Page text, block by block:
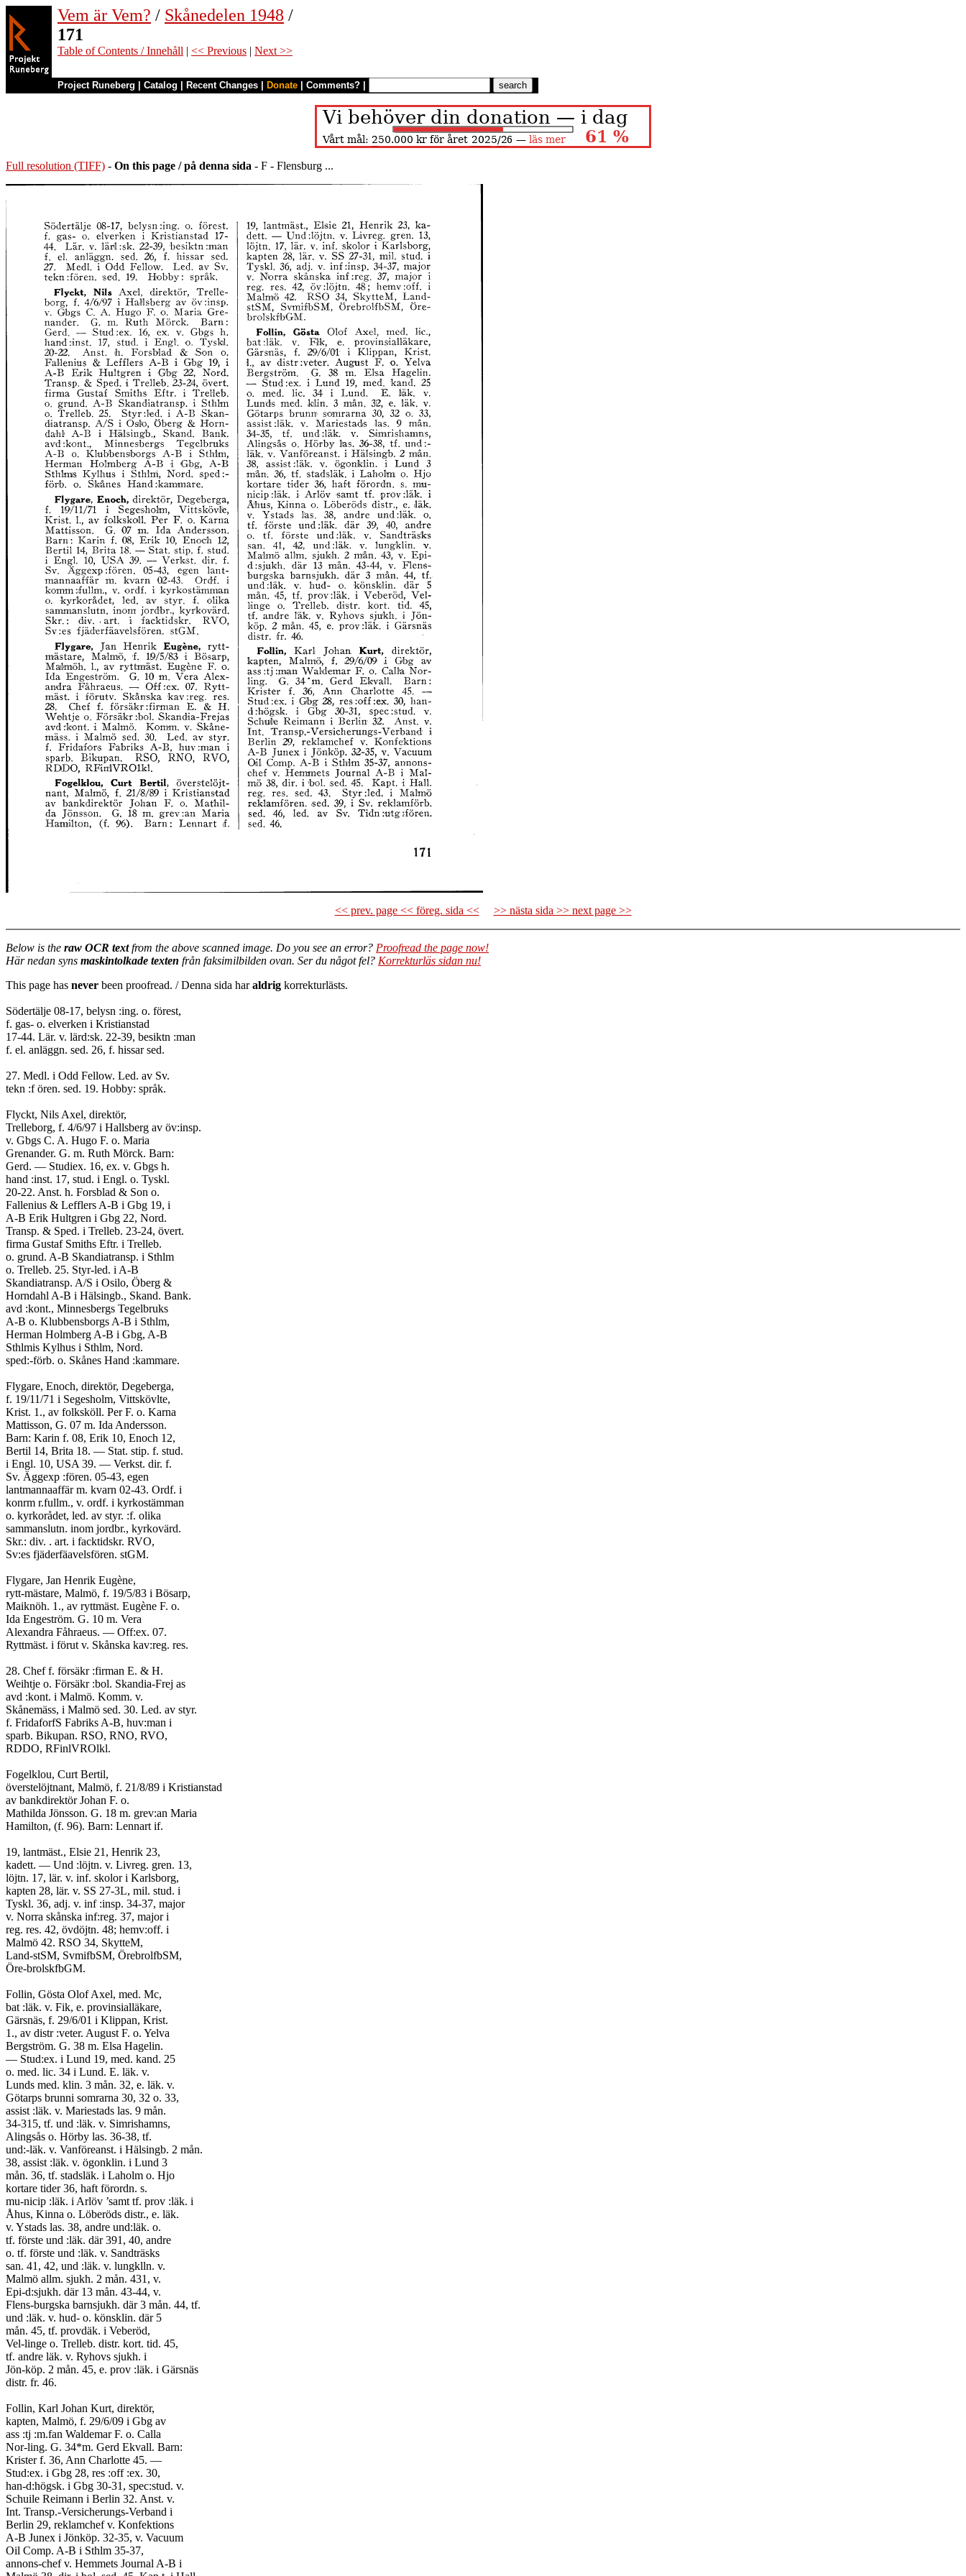
Vem är Vem? / Skånedelen 1948 /
171
Table of Contents / Innehåll | << Previous | Next >>
Project Runeberg Catalog Recent Changes Donate Comments?
Full resolution (TIFF) - On this page / på denna sida - F - Flensburg ...
<< prev. page << föreg. sida << >> nästa sida >> next page >>
Below is the raw OCR textfrom the above scanned image. Do you see an error? Proofread the page now!
Här nedan syns maskintolkade texten från faksimilbilden ovan. Ser du något fel? Korrekturläs sidan nu!
This page has never been proofread. / Denna sida haraldrig korrekturlästs.
Södertälje 08-17, belysn :ing. o. förest,
f. gas- o. elverken i Kristianstad
17-44. Lär. v. lärd:sk. 22-39, besiktn :man
f. el. anläggn. sed. 26, f. hissar sed.
27. Medl. i Odd Fellow. Led. av Sv.
tekn :f ören. sed. 19. Hobby: språk.
Flyckt, Nils Axel, direktör,
Trelleborg, f. 4/6/97 i Hallsberg av öv:insp.
v. Gbgs C. A. Hugo F. o. Maria
Grenander. G. m. Ruth Mörck. Barn:
Gerd. — Studiex. 16, ex. v. Gbgs h.
hand :inst. 17, stud. i Engl. o. Tyskl.
20-22. Anst. h. Forsblad & Son o.
Fallenius & Lefflers A-B i Gbg 19, i
A-B Erik Hultgren i Gbg 22, Nord.
Transp. & Sped. i Trelleb. 23-24, övert.
firma Gustaf Smiths Eftr. i Trelleb.
o. grund. A-B Skandiatransp. i Sthlm
o. Trelleb. 25. Styr-led. i A-B
Skandiatransp. A/S i Osilo, Öberg &
Horndahl A-B i Hälsingb., Skand. Bank.
avd :kont., Minnesbergs Tegelbruks
A-B o. Klubbensborgs A-B i Sthlm,
Herman Holmberg A-B i Gbg, A-B
Sthlmis Kylhus i Sthlm, Nord.
sped:-förb. o. Skånes Hand :kammare.
Flygare, Enoch, direktör, Degeberga,
f. 19/11/71 i Segesholm, Vittskövlte,
Krist. 1., av folksköll. Per F. o. Karna
Mattisson, G. 07 m. Ida Andersson.
Barn: Karin f. 08, Erik 10, Enoch 12,
Bertil 14, Brita 18. — Stat. stip. f. stud.
i Engl. 10, USA 39. — Verkst. dir. f.
Sv. Äggexp :fören. 05-43, egen
lantmannaaffär m. kvarn 02-43. Ordf. i
konrm r.fullm., v. ordf. i kyrkostämman
o. kyrkorådet, led. av styr. :f. olika
sammanslutn. inom jordbr., kyrkovärd.
Skr.: div. . art. i facktidskr. RVO,
Sv:es fjäderfäavelsfören. stGM.
Flygare, Jan Henrik Eugène,
rytt-mästare, Malmö, f. 19/5/83 i Bösarp,
Maiknöh. 1., av ryttmäst. Eugène F. o.
Ida Engeström. G. 10 m. Vera
Alexandra Fåhraeus. — Off:ex. 07.
Ryttmäst. i förut v. Skånska kav:reg. res.
28. Chef f. försäkr :firman E. & H.
Weihtje o. Försäkr :bol. Skandia-Frej as
avd :kont. i Malmö. Komm. v.
Skånemäss, i Malmö sed. 30. Led. av styr.
f. FridaforfS Fabriks A-B, huv:man i
sparb. Bikupan. RSO, RNO, RVO,
RDDO, RFinlVROlkl.
Fogelklou, Curt Bertil,
överstelöjtnant, Malmö, f. 21/8/89 i Kristianstad
av bankdirektör Johan F. o.
Mathilda Jönsson. G. 18 m. grev:an Maria
Hamilton, (f. 96). Barn: Lennart if.
19, lantmäst., Elsie 21, Henrik 23,
kadett. — Und :löjtn. v. Livreg. gren. 13,
löjtn. 17, lär. v. inf. skolor i Karlsborg,
kapten 28, lär. v. SS 27-3L, mil. stud. i
Tyskl. 36, adj. v. inf :insp. 34-37, major
v. Norra skånska inf:reg. 37, major i
reg. res. 42, övdöjtn. 48; hemv:off. i
Malmö 42. RSO 34, SkytteM,
Land-stSM, SvmifbSM, ÖrebrolfbSM,
Öre-brolskfbGM.
Follin, Gösta Olof Axel, med. Mc,
bat :läk. v. Fik, e. provinsialläkare,
Gärsnäs, f. 29/6/01 i Klippan, Krist.
1., av distr :veter. August F. o. Yelva
Bergström. G. 38 m. Elsa Hagelin.
— Stud:ex. i Lund 19, med. kand. 25
o. med. lic. 34 i Lund. E. läk. v.
Lunds med. klin. 3 mån. 32, e. läk. v.
Götarps brunni somrarna 30, 32 o. 33,
assist :läk. v. Mariestads las. 9 mån.
34-315, tf. und :läk. v. Simrishamns,
Alingsås o. Hörby las. 36-38, tf.
und:-läk. v. Vanföreanst. i Hälsingb. 2 mån.
38, assist :läk. v. ögonklin. i Lund 3
mån. 36, tf. stadsläk. i Laholm o. Hjo
kortare tider 36, haft förordn. s.
mu-nicip :läk. i Arlöv ’samt tf. prov :läk. i
Åhus, Kinna o. Löberöds distr., e. läk.
v. Ystads las. 38, andre und:läk. o.
tf. förste und :läk. där 391, 40, andre
o. tf. förste und :läk. v. Sandträsks
san. 41, 42, und :läk. v. lungklln. v.
Malmö allm. sjukh. 2 mån. 431, v.
Epi-d:sjukh. där 13 mån. 43-44, v.
Flens-burgska barnsjukh. där 3 mån. 44, tf.
und :läk. v. hud- o. könsklin. där 5
mån. 45, tf. provdäk. i Veberöd,
Vel-linge o. Trelleb. distr. kort. tid. 45,
tf. andre läk. v. Ryhovs sjukh. i
Jön-köp. 2 mån. 45, e. prov :läk. i Gärsnäs
distr. fr. 46.
Follin, Karl Johan Kurt, direktör,
kapten, Malmö, f. 29/6/09 i Gbg av
ass :tj :m.fan Waldemar F. o. Calla
Nor-ling. G. 34*m. Gerd Ekvall. Barn:
Krister f. 36, Ann Charlotte 45. —
Stud:ex. i Gbg 28, res :off :ex. 30,
han-d:högsk. i Gbg 30-31, spec:stud. v.
Schuile Reimann i Berlin 32. Anst. v.
Int. Transp.-Versicherungs-Verband i
Berlin 29, reklamchef v. Konfektions
A-B Junex i Jönköp. 32-35, v. Vacuum
Oil Comp. A-B i Sthlm 35-37,
annons-chef v. Hemmets Journal A-B i